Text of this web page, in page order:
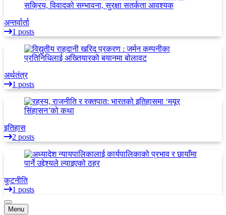
अन्तर्वार्ता
1 posts
अर्थतंत्र
1 posts
इतिहास
2 posts
कुटनीति
1 posts
Menu